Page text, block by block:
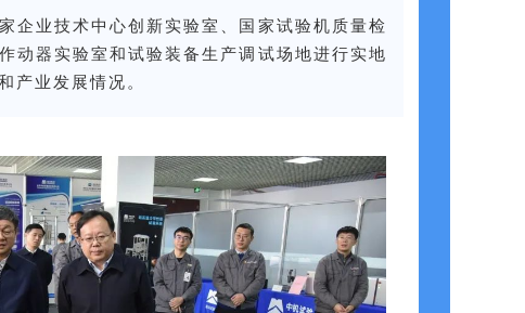
企业技术中心创新实验室、国家试验机质量检
动器实验室和试验装备生产调试场地进行实地
产业发展情况。